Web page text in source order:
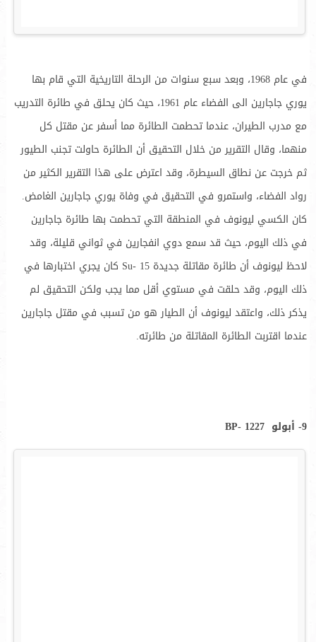
في عام 1968، وبعد سبع سنوات من الرحلة التاريخية التي قام بها
يوري جاجارين الى الفضاء عام 1961، حيث كان يحلق في طائرة التدريب
مع مدرب الطيران، عندما تحطمت الطائرة مما أسفر عن مقتل كل
منهما، وقال التقرير من خلال التحقيق أن الطائرة حاولت تجنب الطيور
ثم خرجت عن نطاق السيطرة، وقد اعترض على هذا التقرير الكثير من
رواد الفضاء، واستمرو في التحقيق في وفاة يوري جاجارين الغامض.
كان الكسي ليونوف في المنطقة التي تحطمت بها طائرة جاجارين
في ذلك اليوم، حيث قد سمع دوي انفجارين في ثواني قليلة، وقد
لاحظ ليونوف أن طائرة مقاتلة جديدة Su- 15 كان يجري اختبارها في
ذلك اليوم، وقد حلقت في مستوي أقل مما يجب ولكن التحقيق لم
يذكر ذلك، واعتقد ليونوف أن الطيار هو من تسبب في مقتل جاجارين
عندما اقتربت الطائرة المقاتلة من طائرته.
9- أبولو BP- 1227